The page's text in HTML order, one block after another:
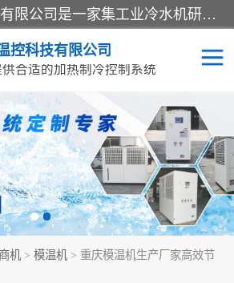
宿迁慈乌温控科技有限公司是一家集工业冷水机研发、制造、营销、服务于一体的技术生产型企业，经营范围包括：冷水机、螺杆式冷水机组、工业冷水机、水冷式冷水机、风冷式冷水机组、风冷螺杆式冷冻机组、冷冻机、注塑专用冷水机、混泥土专用冷水机、低温防爆冷水机组等。专业温控设备供应商 模温机/冷水机/导热油炉定制服务等
控科技有限公司
合适的加热制冷控制系统
机 > 模温机 > 重庆模温机生产厂家高效节
模温机